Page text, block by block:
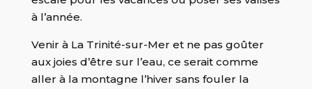
à l’année.
Venir à La Trinité-sur-Mer et ne pas goûter
aux joies d’être sur l’eau, ce serait comme
aller à la montagne l’hiver sans fouler la